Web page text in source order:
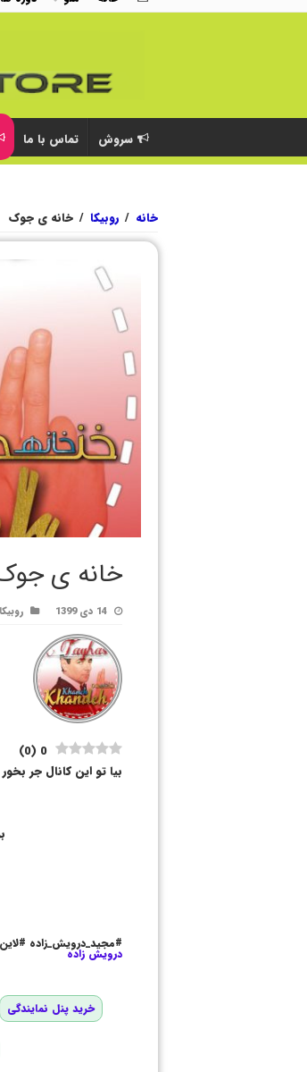
سروش تماس با ما
خانه / روبیکا / خانه ی جوک
خانه ی
14 دی 1399 روبیکا
0
(
0
)
بیا تو این کانال جر
#مجید_درویش_زاده
درویش زاده
خرید پنل نمایندگی